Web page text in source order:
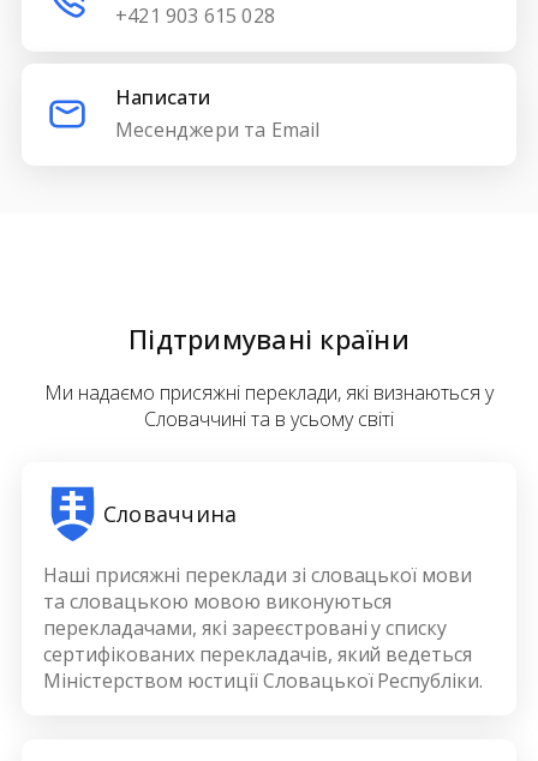
+421 903 615 028
Написати
Месенджери та Email
Підтримувані країни
Ми надаємо присяжні переклади, які визнаються у
Словаччині та в усьому світі
Словаччина
Наші присяжні переклади зі словацької мови
та словацькою мовою виконуються
перекладачами, які зареєстровані у списку
сертифікованих перекладачів, який ведеться
Міністерством юстиції Словацької Республіки.